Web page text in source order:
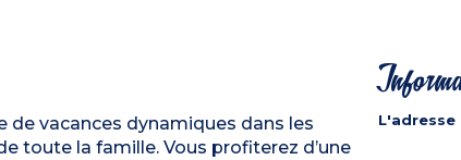
de vacances dynamiques dans les
toute la famille. Vous profiterez d’une
L'adresse